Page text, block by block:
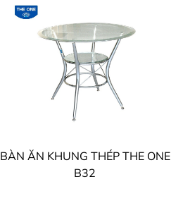
BÀN ĂN KHUNG THÉP THE ONE
B32